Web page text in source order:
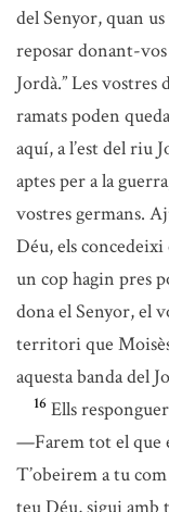
del Senyor, quan
reposar donant-
Jordà.” Les
ramats poden
aquí, a l’est del riu
aptes per a la
vostres germans.
Déu, els concedeixi
un cop hagin pres
dona el Senyor, el
territori que
aquesta banda del
16 Ells
—Farem tot el que
T’obeirem a tu